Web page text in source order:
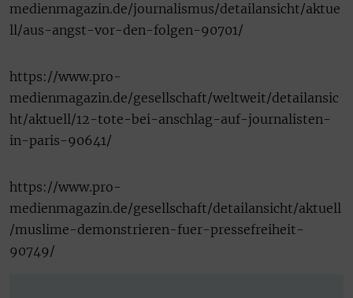
medienmagazin.de/journalismus/detailansicht/aktue
ll/aus-angst-vor-den-folgen-90701/
https://www.pro-
medienmagazin.de/gesellschaft/weltweit/detailansic
ht/aktuell/12-tote-bei-anschlag-auf-journalisten-
in-paris-90641/
https://www.pro-
medienmagazin.de/gesellschaft/detailansicht/aktuell
/muslime-demonstrieren-fuer-pressefreiheit-
90749/